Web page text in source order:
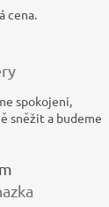
cena.
je 5 z 5 hvězdiček.
spokojeni,
sněžit a budeme
je 5 z 5 hvězdiček.